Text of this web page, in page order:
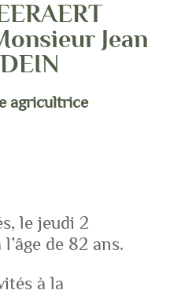
Jean
agricultrice
le jeudi 2
de 82 ans.
à la